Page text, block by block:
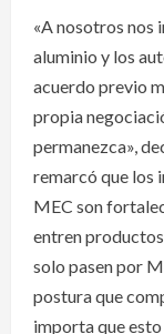
«A nosotros nos
aluminio y los
acuerdo previo
propia
permanezca»,
remarcó que los
MEC son
entren
solo pasen por
postura que
importa que